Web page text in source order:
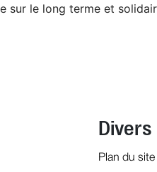
sur le long terme et
Divers
Plan du site